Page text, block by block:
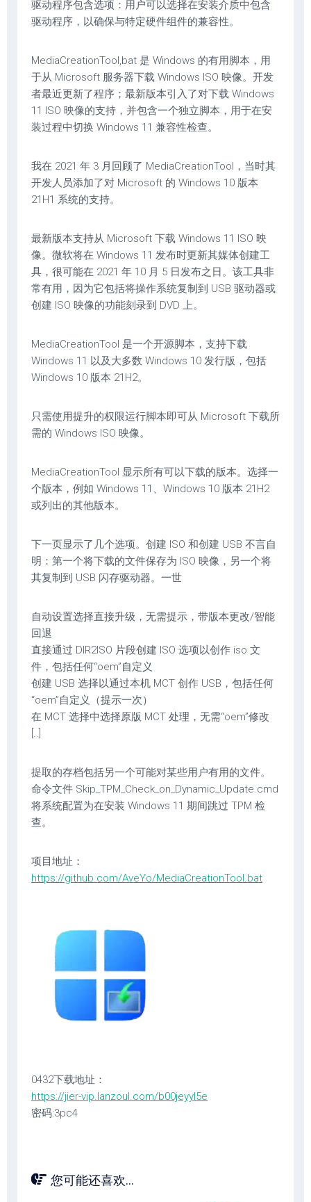
驱动程序包含选项：用户可以选择在安装介质中包含
驱动程序，以确保与特定硬件组件的兼容性。
MediaCreationTool,bat 是 Windows 的有用脚本，用
于从 Microsoft 服务器下载 Windows ISO 映像。开发
者最近更新了程序；最新版本引入了对下载 Windows
11 ISO 映像的支持，并包含一个独立脚本，用于在安
装过程中切换 Windows 11 兼容性检查。
我在 2021 年 3 月回顾了 MediaCreationTool，当时其
开发人员添加了对 Microsoft 的 Windows 10 版本
21H1 系统的支持。
最新版本支持从 Microsoft 下载 Windows 11 ISO 映
像。微软将在 Windows 11 发布时更新其媒体创建工
具，很可能在 2021 年 10 月 5 日发布之日。该工具非
常有用，因为它包括将操作系统复制到 USB 驱动器或
创建 ISO 映像的功能刻录到 DVD 上。
MediaCreationTool 是一个开源脚本，支持下载
Windows 11 以及大多数 Windows 10 发行版，包括
Windows 10 版本 21H2。
只需使用提升的权限运行脚本即可从 Microsoft 下载所
需的 Windows ISO 映像。
MediaCreationTool 显示所有可以下载的版本。选择一
个版本，例如 Windows 11、Windows 10 版本 21H2
或列出的其他版本。
下一页显示了几个选项。创建 ISO 和创建 USB 不言自
明：第一个将下载的文件保存为 ISO 映像，另一个将
其复制到 USB 闪存驱动器。一世
自动设置选择直接升级，无需提示，带版本更改/智能
回退
直接通过 DIR2ISO 片段创建 ISO 选项以创作 iso 文
件，包括任何“oem”自定义
创建 USB 选择以通过本机 MCT 创作 USB，包括任何
“oem”自定义（提示一次）
在 MCT 选择中选择原版 MCT 处理，无需“oem”修改
[..]
提取的存档包括另一个可能对某些用户有用的文件。
命令文件 Skip_TPM_Check_on_Dynamic_Update.cmd
将系统配置为在安装 Windows 11 期间跳过 TPM 检
查。
项目地址：
https://github.com/AveYo/MediaCreationTool.bat
0432下载地址：
https://jier-vip.lanzoul.com/b00jeyyl5e
密码:3pc4
您可能还喜欢...